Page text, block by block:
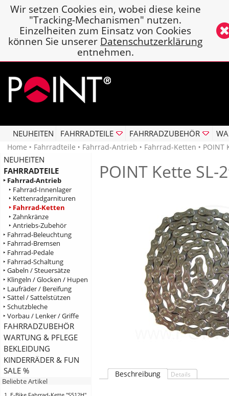
Wir setzen Cookies ein, wobei diese keine
"Tracking-Mechanismen" nutzen.
Einzelheiten zum Einsatz von Cookies
können Sie unserer Datenschutzerklärung
entnehmen.
NEUHEITEN FAHRRADTEILE FAHRRADZUBEHÖR
Home ‣ Fahrradteile ‣ Fahrrad-Antrieb ‣ Fahrrad-Ketten ‣ POINT
NEUHEITEN
FAHRRADTEILE
‣ Fahrrad-Antrieb
‣ Fahrrad-Innenlager
‣ Kettenradgarnituren
‣ Fahrrad-Ketten
‣ Zahnkränze
‣ Antriebs-Zubehör
‣ Fahrrad-Beleuchtung
‣ Fahrrad-Bremsen
‣ Fahrrad-Pedale
‣ Fahrrad-Schaltung
‣ Gabeln / Steuersätze
‣ Klingeln / Glocken / Hupen
‣ Laufräder / Bereifung
‣ Sättel / Sattelstützen
‣ Schutzbleche
‣ Vorbau / Lenker / Griffe
FAHRRADZUBEHÖR
WARTUNG & PFLEGE
BEKLEIDUNG
KINDERRÄDER & FUN
SALE %
Beliebte Artikel
POINT Kette SL-
Beschreibung Details